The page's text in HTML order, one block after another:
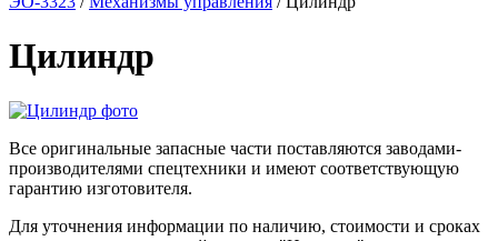
Цилиндр
Все оригинальные запасные части поставляются заводами-
производителями спецтехники и имеют соответствующую
гарантию изготовителя.
Для уточнения информации по наличию, стоимости и сроках